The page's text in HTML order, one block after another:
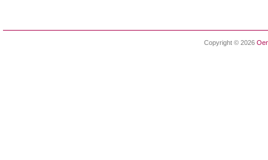
Copyright © 2026